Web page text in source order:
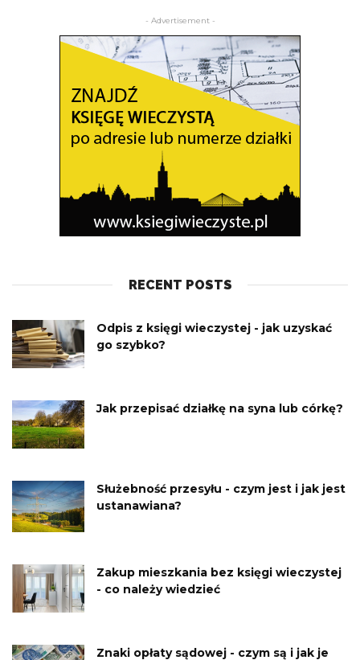
- Advertisement -
RECENT POSTS
Odpis z księgi wieczystej - jak uzyskać
go szybko?
Jak przepisać działkę na syna lub córkę?
Służebność przesyłu - czym jest i jak jest
ustanawiana?
Zakup mieszkania bez księgi wieczystej
- co należy wiedzieć
Znaki opłaty sądowej - czym są i jak je